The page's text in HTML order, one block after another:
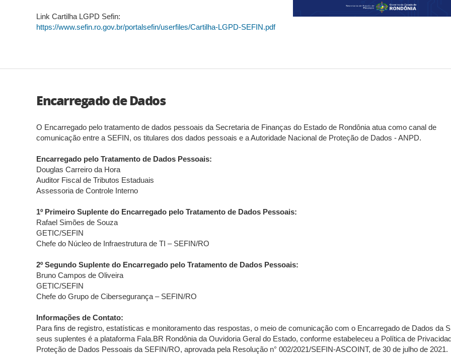
Link Cartilha LGPD Sefin:
https://www.sefin.ro.gov.br/portalsefin/userfiles/Cartilha-LGPD-SEFIN.pdf
Encarregado de Dados
O Encarregado pelo tratamento de dados pessoais da Secretaria de Finanças do Estado de Rondônia atua como canal de
comunicação entre a SEFIN, os titulares dos dados pessoais e a Autoridade Nacional de Proteção de Dados - ANPD.
Encarregado pelo Tratamento de Dados Pessoais:
Douglas Carreiro da Hora
Auditor Fiscal de Tributos Estaduais
Assessoria de Controle Interno
1º Primeiro Suplente do Encarregado pelo Tratamento de Dados Pessoais:
Rafael Simões de Souza
GETIC/SEFIN
Chefe do Núcleo de Infraestrutura de TI – SEFIN/RO
2º Segundo Suplente do Encarregado pelo Tratamento de Dados Pessoais:
Bruno Campos de Oliveira
GETIC/SEFIN
Chefe do Grupo de Cibersegurança – SEFIN/RO
Informações de Contato:
Para fins de registro, estatísticas e monitoramento das respostas, o meio de comunicação com o Encarregado de Dados da
seus suplentes é a plataforma Fala.BR Rondônia da Ouvidoria Geral do Estado, conforme estabeleceu a Política de
Proteção de Dados Pessoais da SEFIN/RO, aprovada pela Resolução n° 002/2021/SEFIN-ASCOINT, de 30 de julho de 2021.